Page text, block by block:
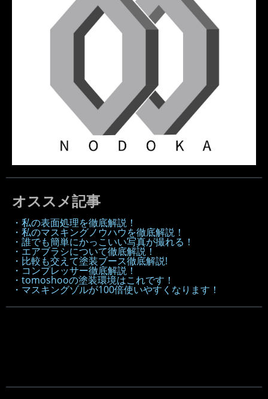
オススメ記事
・私の表面処理を徹底解説！
・私のマスキングノウハウを徹底解説！
・誰でも簡単にかっこいい写真が撮れる！
・エアブラシについて徹底解説！
・比較も交えて塗装ブース徹底解説!
・コンプレッサー徹底解説！
・tomoshooの塗装環境はこれです！
・マスキングゾルが100倍使いやすくなります！